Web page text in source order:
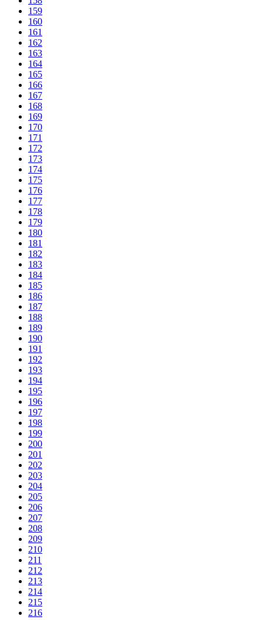
159
160
161
162
163
164
165
166
167
168
169
170
171
172
173
174
175
176
177
178
179
180
181
182
183
184
185
186
187
188
189
190
191
192
193
194
195
196
197
198
199
200
201
202
203
204
205
206
207
208
209
210
211
212
213
214
215
216